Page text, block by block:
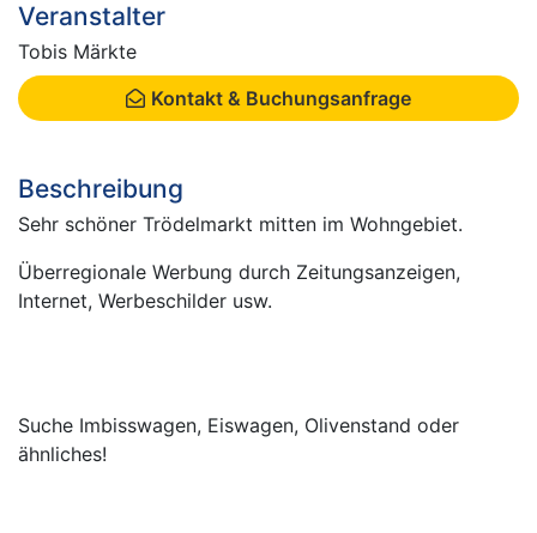
Veranstalter
Tobis Märkte
Kontakt & Buchungsanfrage
Beschreibung
Sehr schöner Trödelmarkt mitten im Wohngebiet.
Überregionale Werbung durch Zeitungsanzeigen,
Internet, Werbeschilder usw.
Suche Imbisswagen, Eiswagen, Olivenstand oder
ähnliches!